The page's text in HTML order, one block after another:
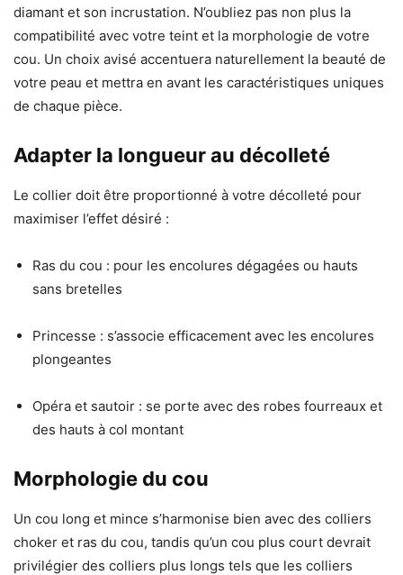
diamant et son incrustation. N’oubliez pas non plus la
compatibilité avec votre teint et la morphologie de votre
cou. Un choix avisé accentuera naturellement la beauté de
votre peau et mettra en avant les caractéristiques uniques
de chaque pièce.
Adapter la longueur au décolleté
Le collier doit être proportionné à votre décolleté pour
maximiser l’effet désiré :
Ras du cou : pour les encolures dégagées ou hauts
sans bretelles
Princesse : s’associe efficacement avec les encolures
plongeantes
Opéra et sautoir : se porte avec des robes fourreaux et
des hauts à col montant
Morphologie du cou
Un cou long et mince s’harmonise bien avec des colliers
choker et ras du cou, tandis qu’un cou plus court devrait
privilégier des colliers plus longs tels que les colliers